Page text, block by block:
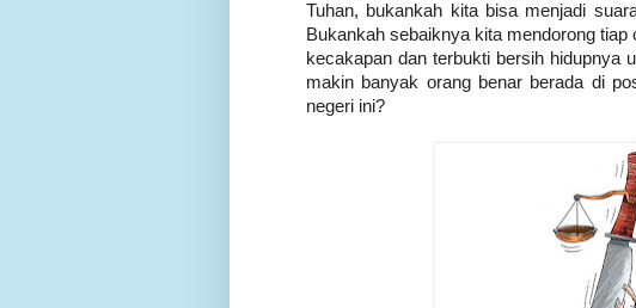
Tuhan, bukankah kita bisa menjadi
Bukankah sebaiknya kita mendorong
kecakapan dan terbukti bersih hidupnya
makin banyak orang benar berada di
negeri ini?